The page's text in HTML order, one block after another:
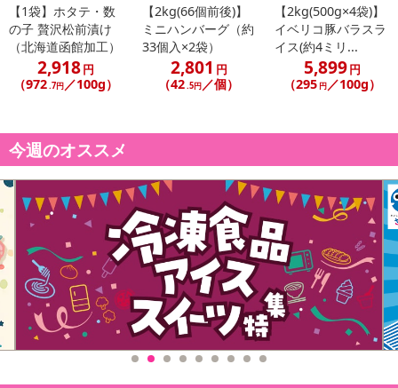
【キャンセルについて】
※お申込み後のキャンセルはお受けできません。
記載されている内容を必ずご確認いただき、お届けする商品セット
にご納得いただきましたうえでお申し込みください。
参考の掲載画像や画像内のバーコードなど、お届け商品と多少異な
る場合がございます。
了により、商品詳細内に記載の原産国・原材料の表記が旧表記の場
合がございます。
あらかじめご了承いただいた上でお申込みください。なお、本理由
によるお申込み後のキャンセル・返品交換は対応いたしかねます。
【お支払いについて】
※送料はお試し費用に含まれております。
※d払い、PayPay、au PAY、au PAY（auかんたん決済）、ソフトバ
ンクまとめて支払い、楽天ペイ、メルペイ、AEON Pay、Amazon
【1袋】ホタテ・数
の子 贅沢松前漬け
（北海道函館加工）
2,918円
（972 .7円 ／100g）
【2kg(66個前後)】
ミニハンバーグ（約
33個入×2袋）
2,801 円
（42 .5円 ／個）
【2kg(500g×4袋)】
イベリコ豚バラスラ
イス(約4ミリ...
5,899円
（295 円／100g）
今週のオススメ